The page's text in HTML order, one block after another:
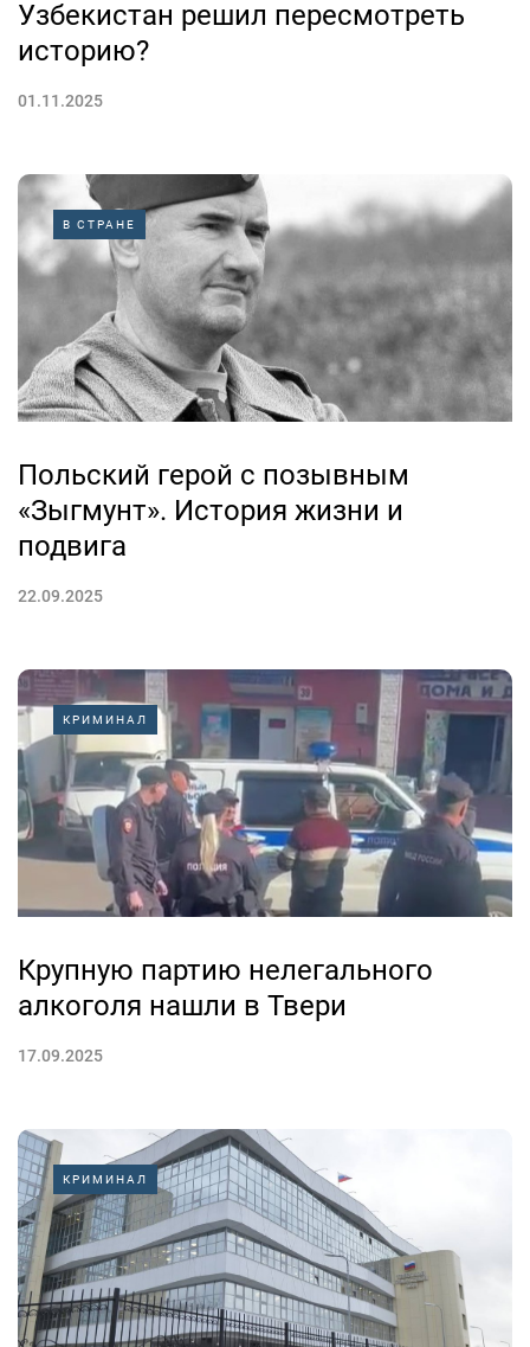
Узбекистан решил пересмотреть
историю?
01.11.2025
В СТРАНЕ
Польский герой с позывным
«Зыгмунт». История жизни и
подвига
22.09.2025
КРИМИНАЛ
Крупную партию нелегального
алкоголя нашли в Твери
17.09.2025
КРИМИНАЛ